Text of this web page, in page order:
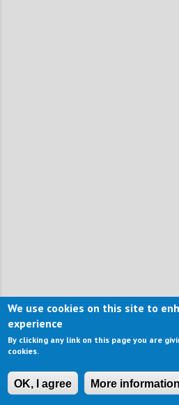
We use cookies on this site to
experience
By clicking any link on this page you are
cookies.
OK, I agree More information